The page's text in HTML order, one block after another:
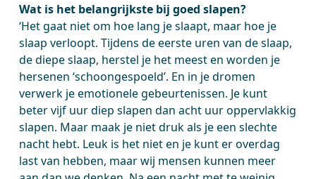
Wat is het belangrijkste bij goed slapen?
‘Het gaat niet om hoe lang je slaapt, maar hoe je
slaap verloopt. Tijdens de eerste uren van de slaap,
de diepe slaap, herstel je het meest en worden je
hersenen ‘schoongespoeld’. En in je dromen
verwerk je emotionele gebeurtenissen. Je kunt
beter vijf uur diep slapen dan acht uur oppervlakkig
slapen. Maar maak je niet druk als je een slechte
nacht hebt. Leuk is het niet en je kunt er overdag
last van hebben, maar wij mensen kunnen meer